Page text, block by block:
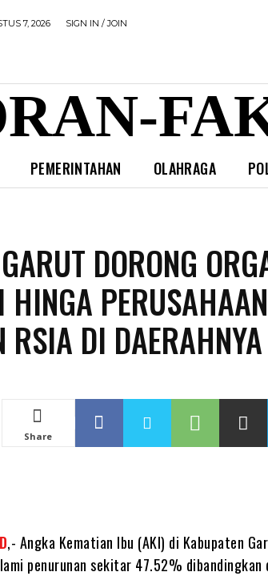
7, 2026 SIGN IN / JOIN
PEMERINTAHAN OLAHRAGA
DORONG
HINGA
RSIA DI DAERAHNYA
Share
KORAN-
,- Angka Kematian Ibu (AKI) di Kabupaten
penurunan sekitar 47.52%